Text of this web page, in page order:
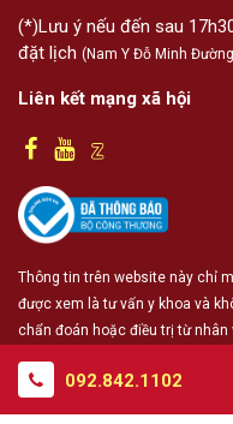
(*)Lưu ý nếu đến sau
đặt lịch (Nam Y Đỗ Minh
Liên kết mạng xã hội
Thông tin trên website này chỉ
được xem là tư vấn y khoa và
chẩn đoán hoặc điều trị từ nhân
cần hỗ trợ cấp cứu người đọc
092.842.1102